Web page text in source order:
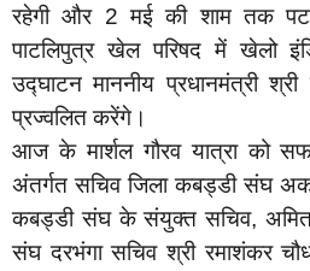
रहेगी और 2 मई की शाम तक
पाटलिपुत्र खेल परिषद में खेलो
उद्घाटन माननीय प्रधानमंत्री
प्रज्वलित करेंगे।
आज के मार्शल गौरव यात्रा को
अंतर्गत सचिव जिला कबड्डी संघ
कबड्डी संघ के संयुक्त सचिव, अमित
संघ दरभंगा सचिव श्री रमाशंकर